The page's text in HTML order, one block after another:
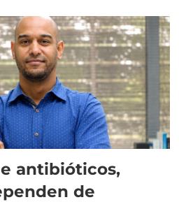
antibióticos,
de